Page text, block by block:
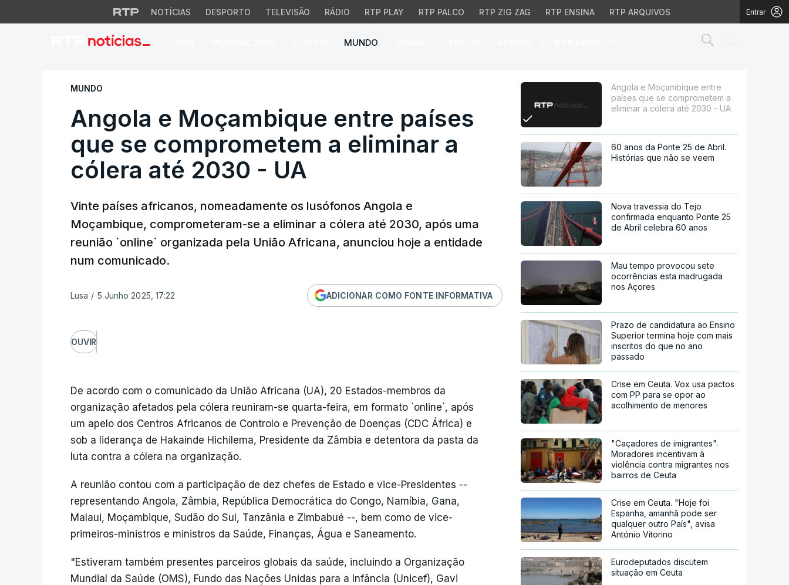
NOTÍCIAS DESPORTO TELEVISÃO RÁDIO RTP PLAY RTP PALCO RTP ZIG ZAG RTP ENSINA RTP ARQUIVOS Entrar
MUNDO
Angola e Moçambique entre países que se comprometem a
MUNDO
Angola e Moçambique entre países
que se comprometem a eliminar a
cólera até 2030 - UA
Vinte países africanos, nomeadamente os lusófonos Angola e
Moçambique, comprometeram-se a eliminar a cólera até 2030, após uma
reunião `online` organizada pela União Africana, anunciou hoje a entidade
num comunicado.
Lusa / 5 Junho 2025, 17:22 ADICIONAR COMO FONTE INFORMATIVA
OUVIR
De acordo com o comunicado da União Africana (UA), 20 Estados-membros da
organização afetados pela cólera reuniram-se quarta-feira, em formato `online`, após
um apelo dos Centros Africanos de Controlo e Prevenção de Doenças (CDC África) e
sob a liderança de Hakainde Hichilema, Presidente da Zâmbia e detentora da pasta da
luta contra a cólera na organização.
A reunião contou com a participação de dez chefes de Estado e vice-Presidentes --
representando Angola, Zâmbia, República Democrática do Congo, Namíbia, Gana,
Malaui, Moçambique, Sudão do Sul, Tanzânia e Zimbabué --, bem como de vice-
primeiros-ministros e ministros da Saúde, Finanças, Água e Saneamento.
"Estiveram também presentes parceiros globais da saúde, incluindo a Organização
Mundial da Saúde (OMS), Fundo das Nações Unidas para a Infância (Unicef), Gavi
Angola e Moçambique entre
países que se comprometem a
eliminar a cólera até 2030 - UA
60 anos da Ponte 25 de Abril.
Histórias que não se veem
Nova travessia do Tejo
confirmada enquanto Ponte 25
de Abril celebra 60 anos
Mau tempo provocou sete
ocorrências esta madrugada
nos Açores
Prazo de candidatura ao Ensino
Superior termina hoje com mais
inscritos do que no ano
passado
Crise em Ceuta. Vox usa pactos
com PP para se opor ao
acolhimento de menores
"Caçadores de imigrantes".
Moradores incentivam à
violência contra migrantes nos
bairros de Ceuta
Crise em Ceuta. "Hoje foi
Espanha, amanhã pode ser
qualquer outro País", avisa
António Vitorino
Eurodeputados discutem
situação em Ceuta